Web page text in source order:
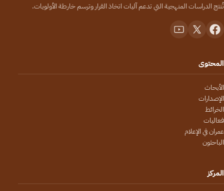
تُنتج الدراسات المنهجية التي تدعم آليات اتخاذ القرار وترسم خارطة الأولويات.
المحتوى
الأبحاث
الإصدارات
الخرائط
فعاليات
عمران في الإعلام
الباحثون
المركز